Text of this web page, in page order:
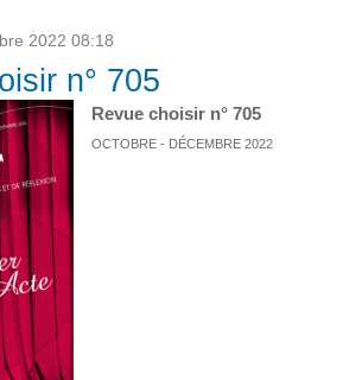
2022 08:18
n° 705
Revue choisir n° 705
OCTOBRE - DÉCEMBRE 2022